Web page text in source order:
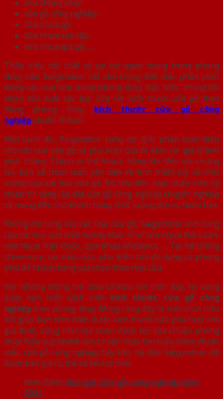
cửa chống cháy
cửa gỗ công nghiệp
cửa nhựa gỗ
cửa nhựa cao cấp
cửa nhựa giả gỗ,….
Thấu hiểu nội thất có vai trò quan trọng trong phong
thủy, nên Saigondoor rất chú trọng đến việc phân phối
đúng các loại cửa đúng phong thủy. Đặc biệt, chúng tôi
nhận sản xuất các loại cửa với kích thước cửa gỗ theo
đúng phong thủy, kích thước cửa gỗ công
nghiệp chuẩn lỗ ban.
Bên cạnh đó, Saigondoor cung các giải pháp toàn diện
cho các loại cửa gỗ và phụ kiện cửa đi kèm với giá thành
phải chăng. Chính vì thế khách hàng khi đến với chúng
tôi, bạn sẽ hoàn toàn yên tâm về tính thẩm mỹ và chất
lượng của các loại cửa gỗ. Sở hữu đội ngũ nhân viên kỹ
thuật thi công lắp đặt cửa gỗ công nghiệp chuyên nghiệp
sẽ mang đến cho khách hàng chất lượng dịch vụ hoàn hảo.
Không chỉ cung cấp các loại cửa gỗ, Saigondoor còn cung
cấp các loại cửa chất lượng khác như: cửa nhựa Đài Loan,
cửa nhựa Hàn Quốc, cửa nhựa Malaysia, … Tại hệ thống
showroom, các mẫu cửa, phụ kiện cửa đa dạng và phong
phú để khách hàng lựa chọn theo nhu cầu.
Với những thông tin chia sẻ hữu ích trên đây, hy vọng
giúp bạn biết cách tính kích thước cửa gỗ công
nghiệp theo phong thuy. Mong rằng đây là kiến thức hữu
ích giúp bạn tính toán được kích thước cửa phù hợp cho
gia đình, cũng như lựa chọn được bộ cửa chuẩn phong
thủy. Nếu quý khách cần tư vấn hoặc tìm hiểu thêm về các
mẫu cửa gỗ công nghiệp hãy liên hệ đến Saigondoor để
được báo giá cụ thể và hỗ trợ nhé.
Xem thêm: Báo giá cửa gỗ công nghiệp năm
2021